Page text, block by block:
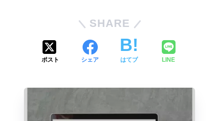
SHARE
ポスト シェア はてブ LINE